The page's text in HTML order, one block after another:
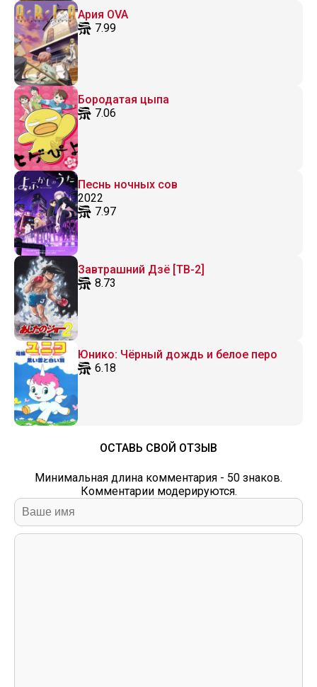
Ария OVA
7.99
Бородатая цыпа
7.06
Песнь ночных сов
2022
7.97
Завтрашний Дзё [ТВ-2]
8.73
Юнико: Чёрный дождь и белое перо
6.18
ОСТАВЬ СВОЙ ОТЗЫВ
Минимальная длина комментария - 50 знаков.
Комментарии модерируются.